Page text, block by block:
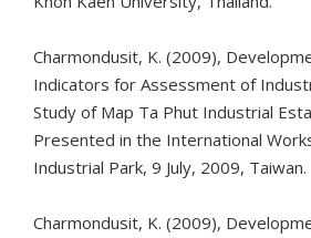
Charmondusit, K. (2009),
Indicators for Assessment of
Study of Map Ta Phut Industrial
Presented in the International
Industrial Park, 9 July, 2009, Taiwan.
Charmondusit, K. (2009),